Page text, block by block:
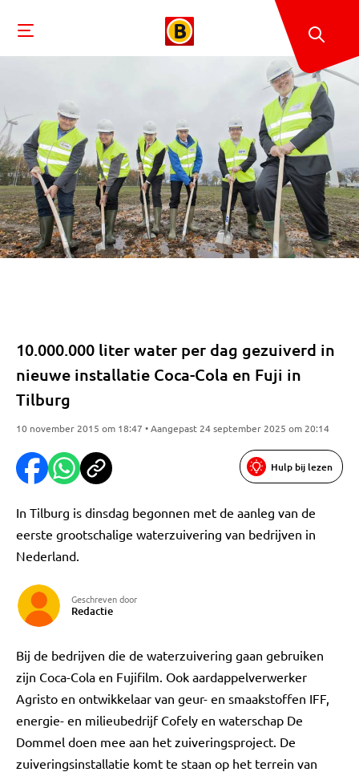
10.000.000 liter water per dag gezuiverd in
nieuwe installatie Coca-Cola en Fuji in
Tilburg
10 november 2015 om 18:47 • Aangepast 24 september 2025 om 20:14
Hulp bij lezen
In Tilburg is dinsdag begonnen met de aanleg van de
eerste grootschalige waterzuivering van bedrijven in
Nederland.
Geschreven door
Redactie
Bij de bedrijven die de waterzuivering gaan gebruiken
zijn Coca-Cola en Fujifilm. Ook aardappelverwerker
Agristo en ontwikkelaar van geur- en smaakstoffen IFF,
energie- en milieubedrijf Cofely en waterschap De
Dommel doen mee aan het zuiveringsproject. De
zuiveringsinstallatie komt te staan op het terrein van